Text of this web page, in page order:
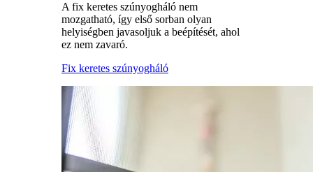
A fix keretes szúnyogháló nem
mozgatható, így első sorban olyan
helyiségben javasoljuk a beépítését, ahol
ez nem zavaró.
Fix keretes szúnyogháló